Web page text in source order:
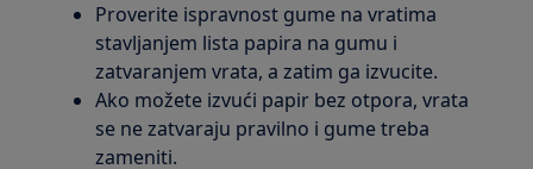
Proverite ispravnost gume na vratima
stavljanjem lista papira na gumu i
zatvaranjem vrata, a zatim ga izvucite.
Ako možete izvući papir bez otpora, vrata
se ne zatvaraju pravilno i gume treba
zameniti.